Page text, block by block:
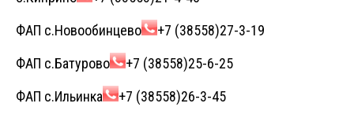
ФАП с.Новообинцево
+7 (38558)27-3-19
ФАП с.Батурово
+7 (38558)25-6-25
ФАП с.Ильинка
+7 (38558)26-3-45